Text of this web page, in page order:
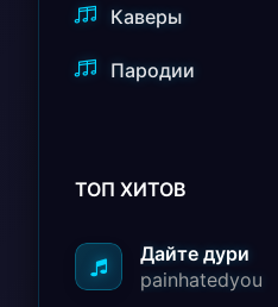
Каверы
Пародии
ТОП ХИТОВ
Дайте дури
painhatedyou